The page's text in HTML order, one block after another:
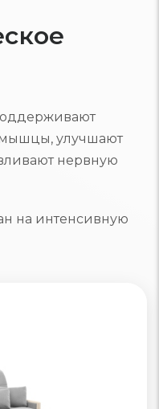
мышцы, улучшают
нервную
на интенсивную